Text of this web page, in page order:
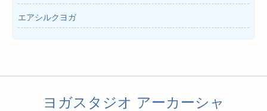
エアシルクヨガ
ヨガスタジオ アーカーシャ